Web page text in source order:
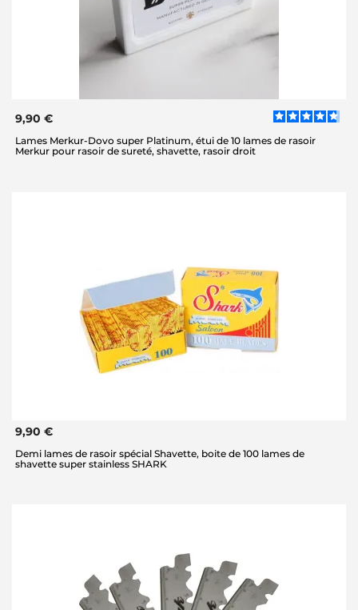
9,90 €
Lames Merkur-Dovo super Platinum, étui de 10 lames de rasoir
Merkur pour rasoir de sureté, shavette, rasoir droit
9,90 €
Demi lames de rasoir spécial Shavette, boite de 100 lames de
shavette super stainless SHARK